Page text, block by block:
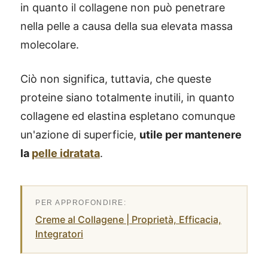
in quanto il collagene non può penetrare
nella pelle a causa della sua elevata massa
molecolare.
Ciò non significa, tuttavia, che queste
proteine siano totalmente inutili, in quanto
collagene ed elastina espletano comunque
un'azione di superficie, utile per mantenere
la pelle idratata.
Creme al Collagene | Proprietà, Efficacia,
Integratori